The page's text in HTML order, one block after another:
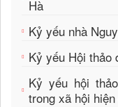
Hà
Kỷ yếu nhà
Kỷ yếu Hội thảo
Kỷ yếu hội
trong xã hội hiện